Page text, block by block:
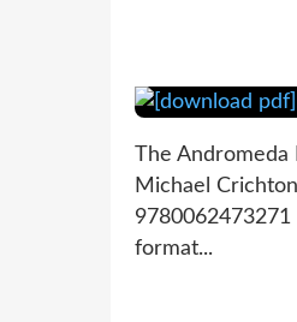
The Andromeda
Michael
format...